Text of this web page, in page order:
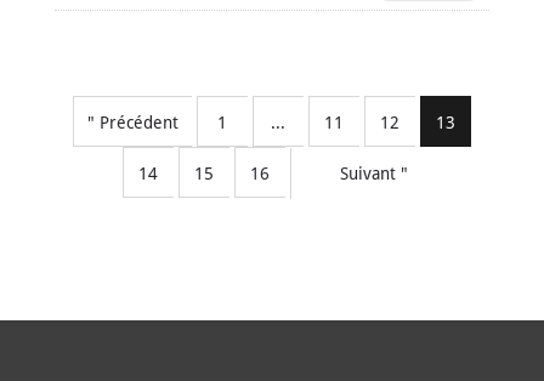
" Précédent 1 ... 11 12 13
14 15 16 Suivant "